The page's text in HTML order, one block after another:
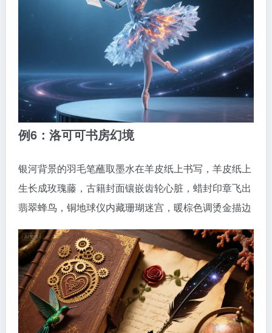
例6：洛可可书房幻境
银河背景的羽毛笔蘸取墨水在羊皮纸上书写，羊皮纸上
生长成玫瑰藤，古籍封面镶嵌齿轮心脏，蜡封印章飞出
翡翠蜂鸟，铜地球仪内藏珊瑚迷宫，暖棕色调烫金描边